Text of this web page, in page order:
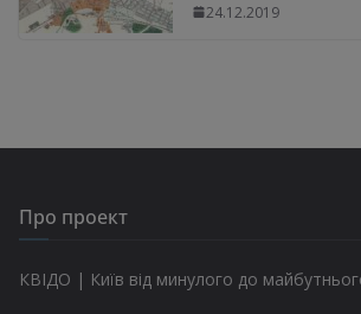
24.12.2019
Про проект
КВІДО | Київ від минулого до